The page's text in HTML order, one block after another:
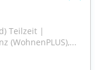
Teilzeit |
(WohnenPLUS),...